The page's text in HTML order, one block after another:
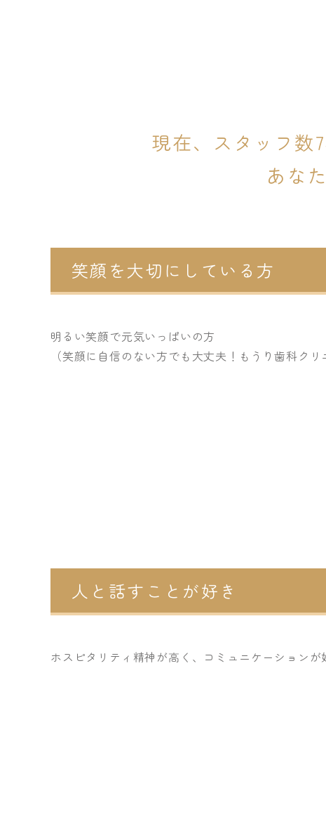
現在、スタッフ数
あな
笑顔を大切にしている方
明るい笑顔で元気いっぱいの方
（笑顔に自信のない方でも大丈夫！もうり歯科ク
人と話すことが好き
ホスピタリティ精神が高く、コミュニケーションが